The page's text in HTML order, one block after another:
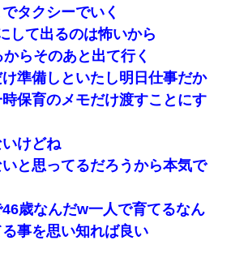
タクシーでいく
して出るのは怖いから
らそのあと出て行く
準備しといたし明日仕事だか
保育のメモだけ渡すことにす
けどね
と思ってるだろうから本気で
歳なんだw一人で育てるなん
事を思い知れば良い